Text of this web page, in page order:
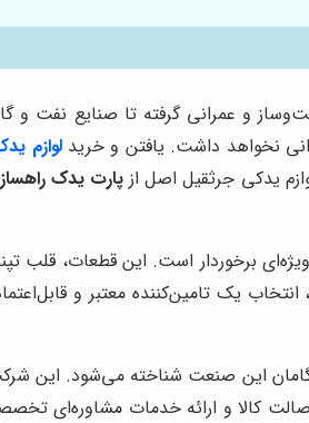
و عمرانی گرفته تا صنایع نفت
نخواهد داشت. یافتن و خریدلوازم
یدکی جرثقیل اصل از پارت یدک
برخوردار است. این قطعات، قلب
یک تامین‌کننده معتبر و
این صنعت شناخته می‌شود. این
کالا و ارائه خدمات مشاوره‌ای